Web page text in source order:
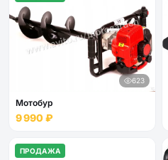
623
Мотобур
9 990 ₽
ПРОДАЖА